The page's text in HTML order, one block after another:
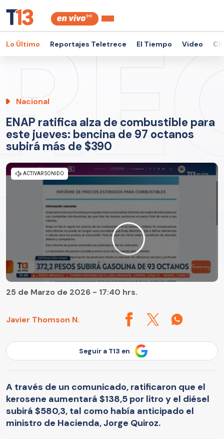
Lo Último Reportajes Teletrece El Tiempo Video
Nacional
ENAP ratifica alza de combustible para
este jueves: bencina de 97 octanos
subirá más de $390
Javier Thomson N.
25 de Marzo de 2026 - 17:40 hrs.
Seguir a T13 en
A través de un comunicado, ratificaron que el
kerosene aumentará $138,5 por litro y el diésel
subirá $580,3, tal como había anticipado el
ministro de Hacienda, Jorge Quiroz.